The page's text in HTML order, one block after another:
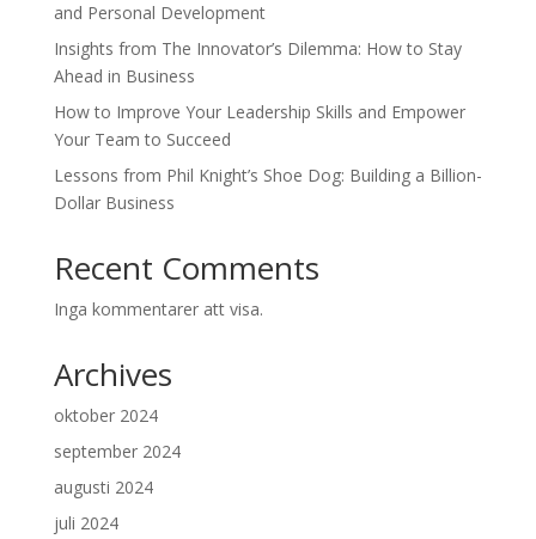
and Personal Development
Insights from The Innovator’s Dilemma: How to Stay
Ahead in Business
How to Improve Your Leadership Skills and Empower
Your Team to Succeed
Lessons from Phil Knight’s Shoe Dog: Building a Billion-
Dollar Business
Recent Comments
Inga kommentarer att visa.
Archives
oktober 2024
september 2024
augusti 2024
juli 2024